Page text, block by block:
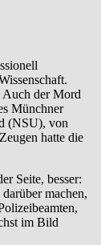
Auch der Mord
Münchner
(NSU), von
hatte die
Seite, besser:
machen,
im Bild